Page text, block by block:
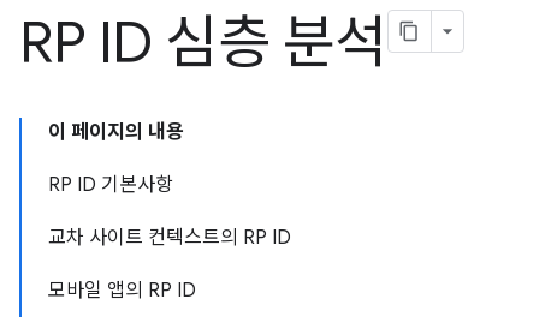
RP ID 심층 분석
이 페이지의 내용
RP ID 기본사항
교차 사이트 컨텍스트의 RP ID
모바일 앱의 RP ID